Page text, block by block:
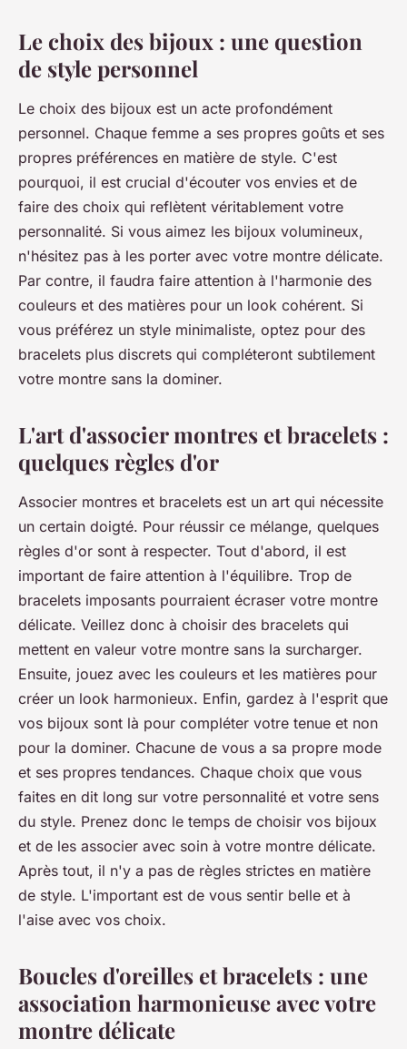
Le choix des bijoux : une question
de style personnel
Le choix des bijoux est un acte profondément
personnel. Chaque femme a ses propres goûts et ses
propres préférences en matière de style. C'est
pourquoi, il est crucial d'écouter vos envies et de
faire des choix qui reflètent véritablement votre
personnalité. Si vous aimez les bijoux volumineux,
n'hésitez pas à les porter avec votre montre délicate.
Par contre, il faudra faire attention à l'harmonie des
couleurs et des matières pour un look cohérent. Si
vous préférez un style minimaliste, optez pour des
bracelets plus discrets qui compléteront subtilement
votre montre sans la dominer.
L'art d'associer montres et bracelets :
quelques règles d'or
Associer montres et bracelets est un art qui nécessite
un certain doigté. Pour réussir ce mélange, quelques
règles d'or sont à respecter. Tout d'abord, il est
important de faire attention à l'équilibre. Trop de
bracelets imposants pourraient écraser votre montre
délicate. Veillez donc à choisir des bracelets qui
mettent en valeur votre montre sans la surcharger.
Ensuite, jouez avec les couleurs et les matières pour
créer un look harmonieux. Enfin, gardez à l'esprit que
vos bijoux sont là pour compléter votre tenue et non
pour la dominer. Chacune de vous a sa propre mode
et ses propres tendances. Chaque choix que vous
faites en dit long sur votre personnalité et votre sens
du style. Prenez donc le temps de choisir vos bijoux
et de les associer avec soin à votre montre délicate.
Après tout, il n'y a pas de règles strictes en matière
de style. L'important est de vous sentir belle et à
l'aise avec vos choix.
Boucles d'oreilles et bracelets : une
association harmonieuse avec votre
montre délicate